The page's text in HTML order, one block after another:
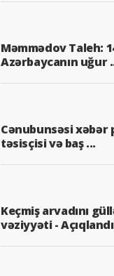
Məmmədov Taleh:
Azərbaycanın uğur
Cənubunsəsi xəbər
təsisçisi və baş ...
Keçmiş arvadını
vəziyyəti - Açıqlandı